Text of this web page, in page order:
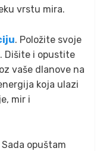
vrstu mira.
. Položite svoje
Dišite i opustite
vaše dlanove na
koja ulazi
mir i
opuštam